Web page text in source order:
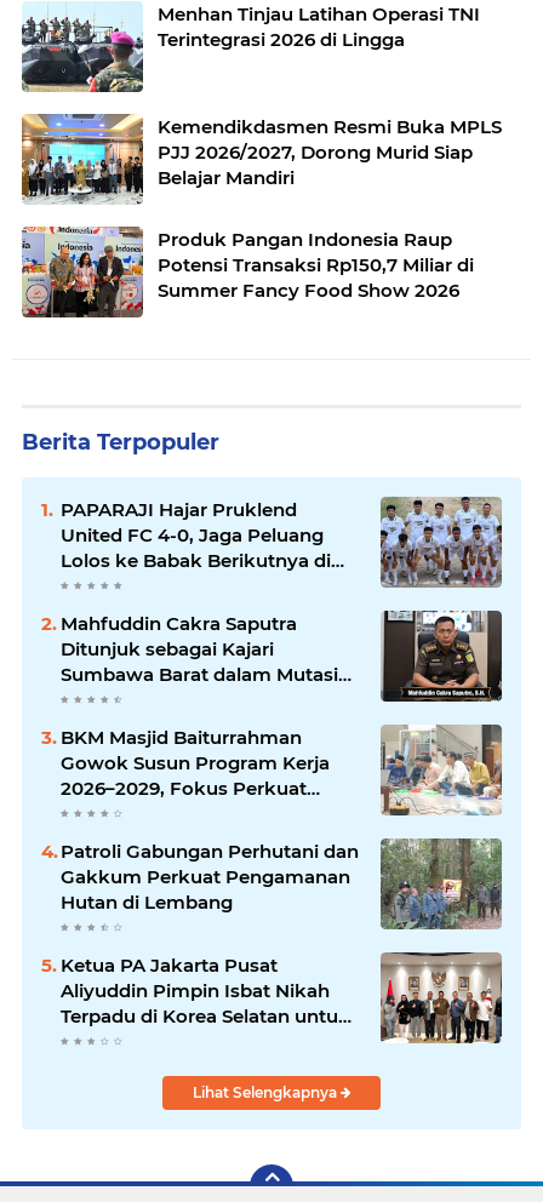
Menhan Tinjau Latihan Operasi TNI
Terintegrasi 2026 di Lingga
Kemendikdasmen Resmi Buka MPLS
PJJ 2026/2027, Dorong Murid Siap
Belajar Mandiri
Produk Pangan Indonesia Raup
Potensi Transaksi Rp150,7 Miliar di
Summer Fancy Food Show 2026
Berita Terpopuler
PAPARAJI Hajar Pruklend
United FC 4-0, Jaga Peluang
Lolos ke Babak Berikutnya di
Turnamen 165 Cup HKBP
Mahfuddin Cakra Saputra
Ditunjuk sebagai Kajari
Sumbawa Barat dalam Mutasi
Kejaksaan Agung
BKM Masjid Baiturrahman
Gowok Susun Program Kerja
2026–2029, Fokus Perkuat
Dakwah dan Pelayanan Umat
Patroli Gabungan Perhutani dan
Gakkum Perkuat Pengamanan
Hutan di Lembang
Ketua PA Jakarta Pusat
Aliyuddin Pimpin Isbat Nikah
Terpadu di Korea Selatan untuk
Lindungi Hak WNI
Lihat Selengkapnya